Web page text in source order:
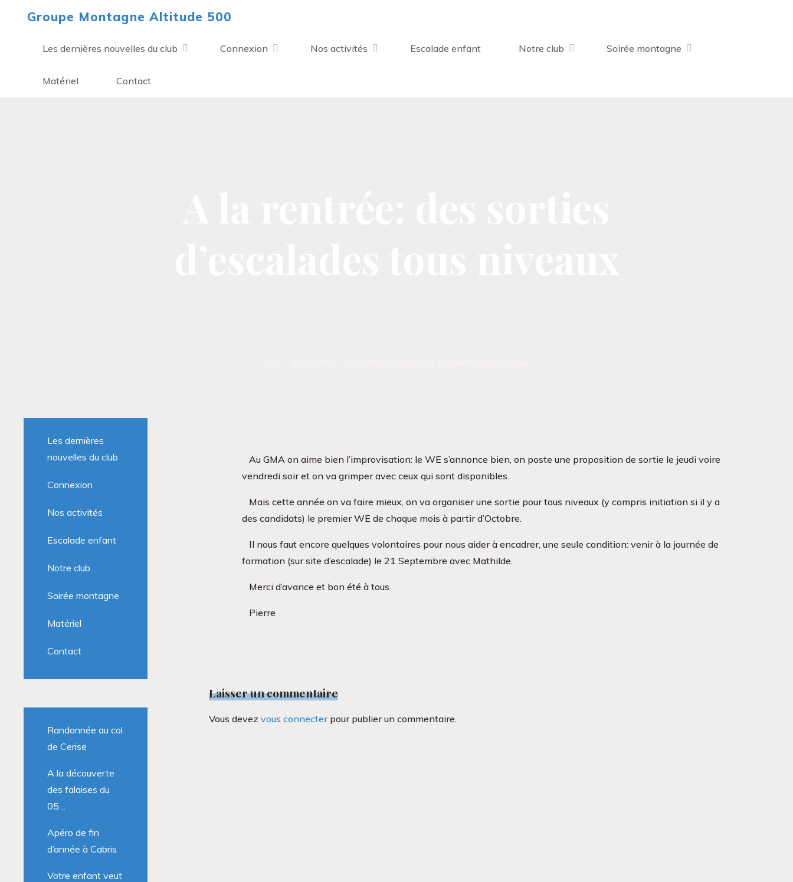
Groupe Montagne Altitude 500
Les dernières nouvelles du club Connexion Nos activités Escalade enfant Notre club Soirée montagne
Matériel Contact
Au GMA on aime bien l’improvisation: le WE s’annonce bien, on poste une proposition de sortie le jeudi voire
vendredi soir et on va grimper avec ceux qui sont disponibles.
Mais cette année on va faire mieux, on va organiser une sortie pour tous niveaux (y compris initiation si il y a
des candidats) le premier WE de chaque mois à partir d’Octobre.
Il nous faut encore quelques volontaires pour nous aider à encadrer, une seule condition: venir à la journée de
formation (sur site d’escalade) le 21 Septembre avec Mathilde.
Merci d’avance et bon été à tous
Pierre
Laisser un commentaire
Vous devez vous connecterpour publier un commentaire.
Les dernières
nouvelles du club
Connexion
Nos activités
Escalade enfant
Notre club
Soirée montagne
Matériel
Contact
Randonnée au col
de Cerise
A la découverte
des falaises du
05…
Apéro de fin
d’année à Cabris
Votre enfant veut